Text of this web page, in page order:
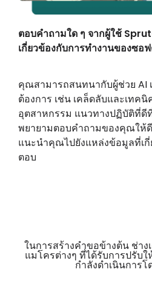
ตอบคำถามใด ๆ จากผู้ใช้
เกี่ยวข้องกับการทำงานของซอ
คุณสามารถสนทนากับผู้ช่วย AI
ต้องการ เช่น เคล็ดลับและเทค
อุตสาหกรรม แนวทางปฏิบัติที่ดี
พยายามตอบคำถามของคุณให้
แนะนำคุณไปยังแหล่งข้อมูลที่เ
ตอบ
ในการสร้างคำขอข้างต้น ช่าง
แมโครต่างๆ ที่ได้รับการปรับ
กำลังดำเนินการ